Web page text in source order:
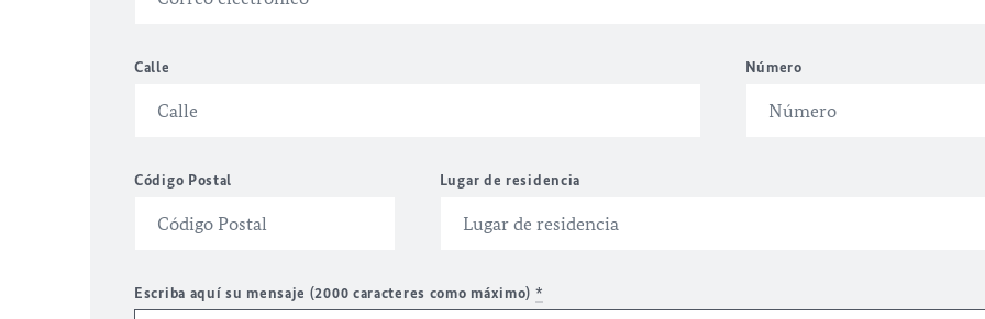
Calle Número
Código Postal Lugar de residencia
Escriba aquí su mensaje (2000 caracteres como máximo) *